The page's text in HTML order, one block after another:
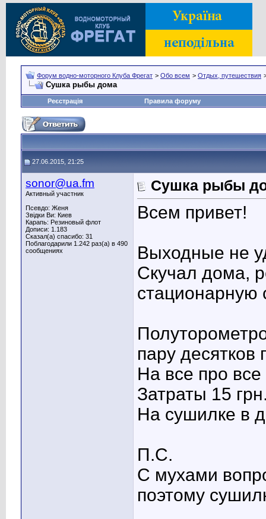
Форум водно-моторного Клуба Фрегат > Обо всем > Отдых, путешествия
Сушка рыбы дома
Реєстрація Правила форуму
27.06.2015, 21:25
sonor@ua.fm
Активный участник
Псевдо: Женя
Звідки Ви: Киев
Карапь: Резиновый флот
Дописи: 1.183
Сказал(а) спасибо: 31
Поблагодарили 1.242 раз(а) в 490
сообщениях
Сушка рыбы
Всем привет!
Выходные не
Скучал дома,
пару десятков
На все про
Затраты 15
На сушилке в
П.С.
С мухами
поэтому